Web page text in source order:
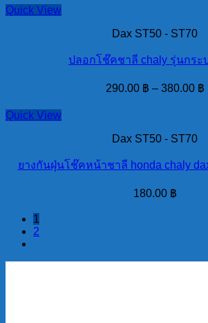
Quick View
Dax ST50 - ST70
ปลอกโช๊คชาลี chaly รุ่นกระ
290.00 ฿ – 380.00 ฿
Quick View
Dax ST50 - ST70
ยางกันฝุ่นโช๊คหน้าชาลี honda chaly
180.00 ฿
1
2